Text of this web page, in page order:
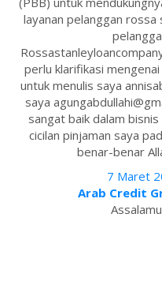
layanan pelanggan rossa
perlu klarifikasi
untuk menulis saya
saya
sangat baik dalam
cicilan pinjaman saya
benar-benar
7 Maret
Arab Credit